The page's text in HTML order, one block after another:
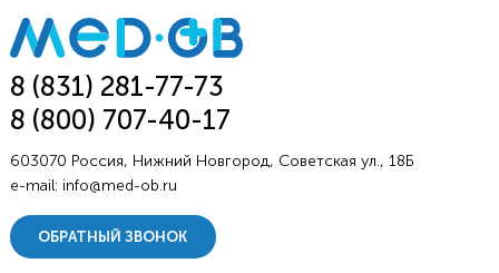
8 (831) 281-77-73
8 (800) 707-40-17
603070 Россия, Нижний Новгород, Советская ул., 18Б
e-mail: info@med-ob.ru
ОБРАТНЫЙ ЗВОНОК